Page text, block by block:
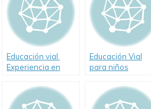
Educación vial.
Experiencia en
Tucumán
Educación Vial
para niños